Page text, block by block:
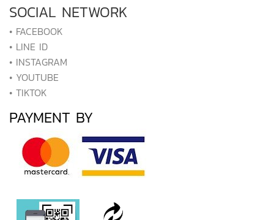
SOCIAL NETWORK
• FACEBOOK
• LINE ID
• INSTAGRAM
• YOUTUBE
• TIKTOK
PAYMENT BY